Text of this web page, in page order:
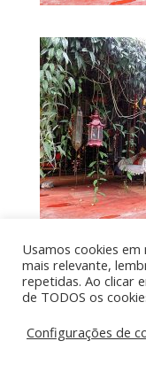
Por aí de Barraca
Usamos cookies
mais relevante,
repetidas. Ao clicar
de TODOS os
Configurações de